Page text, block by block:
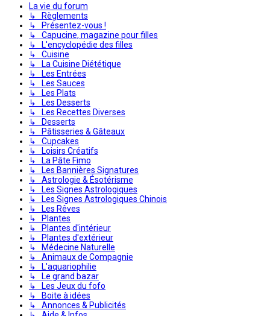
La vie du forum
↳ Règlements
↳ Présentez-vous !
↳ Capucine, magazine pour filles
↳ L'encyclopédie des filles
↳ Cuisine
↳ La Cuisine Diététique
↳ Les Entrées
↳ Les Sauces
↳ Les Plats
↳ Les Desserts
↳ Les Recettes Diverses
↳ Desserts
↳ Pâtisseries & Gâteaux
↳ Cupcakes
↳ Loisirs Créatifs
↳ La Pâte Fimo
↳ Les Bannières Signatures
↳ Astrologie & Ésotérisme
↳ Les Signes Astrologiques
↳ Les Signes Astrologiques Chinois
↳ Les Rêves
↳ Plantes
↳ Plantes d'intérieur
↳ Plantes d'extérieur
↳ Médecine Naturelle
↳ Animaux de Compagnie
↳ L'aquariophilie
↳ Le grand bazar
↳ Les Jeux du fofo
↳ Boite à idées
↳ Annonces & Publicités